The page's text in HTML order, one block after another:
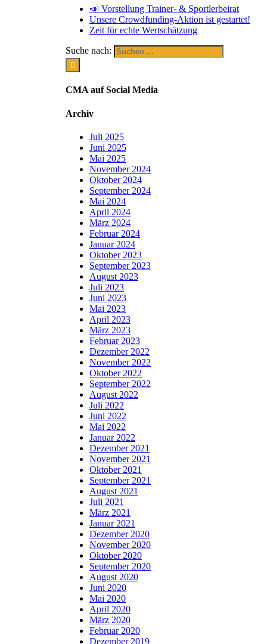
📣 Vorstellung Trainer- & Sportlerbeirat
Unsere Crowdfunding-Aktion ist gestartet!
Zeit für echte Wertschätzung
Suche nach:
CMA auf Social Media
Archiv
Juli 2025
Juni 2025
Mai 2025
November 2024
Oktober 2024
September 2024
Mai 2024
April 2024
März 2024
Februar 2024
Januar 2024
Oktober 2023
September 2023
August 2023
Juli 2023
Juni 2023
Mai 2023
April 2023
März 2023
Februar 2023
Dezember 2022
November 2022
Oktober 2022
September 2022
August 2022
Juli 2022
Juni 2022
Mai 2022
Januar 2022
Dezember 2021
November 2021
Oktober 2021
September 2021
August 2021
Juli 2021
März 2021
Januar 2021
Dezember 2020
November 2020
Oktober 2020
September 2020
August 2020
Juni 2020
Mai 2020
April 2020
März 2020
Februar 2020
Dezember 2019